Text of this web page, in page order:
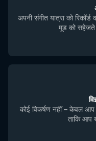
अपनी संगीत यात्रा को
मूड को सहेजते
कोई विकर्षण नहीं – केवल आप
ताकि आप